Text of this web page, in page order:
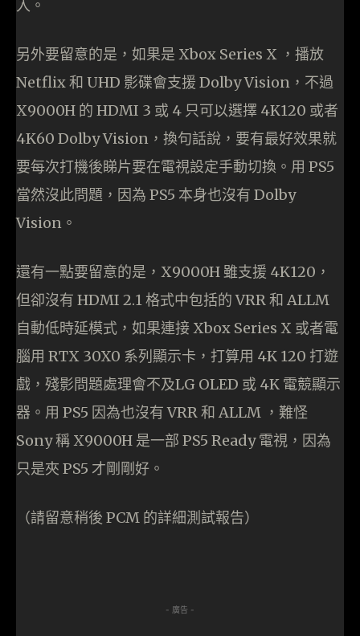
入。
另外要留意的是，如果是 Xbox Series X ，播放
Netflix 和 UHD 影碟會支援 Dolby Vision，不過
X9000H 的 HDMI 3 或 4 只可以選擇 4K120 或者
4K60 Dolby Vision，換句話說，要有最好效果就
要每次打機後睇片要在電視設定手動切換。用 PS5
當然沒此問題，因為 PS5 本身也沒有 Dolby
Vision。
還有一點要留意的是，X9000H 雖支援 4K120，
但卻沒有 HDMI 2.1 格式中包括的 VRR 和 ALLM
自動低時延模式，如果連接 Xbox Series X 或者電
腦用 RTX 30X0 系列顯示卡，打算用 4K 120 打遊
戲，殘影問題處理會不及LG OLED 或 4K 電競顯示
器。用 PS5 因為也沒有 VRR 和 ALLM ，難怪
Sony 稱 X9000H 是一部 PS5 Ready 電視，因為
只是夾 PS5 才剛剛好。
（請留意稍後 PCM 的詳細測試報告）
- 廣告 -